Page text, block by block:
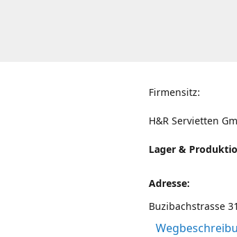
Firmensitz:
H&R Servietten
Lager &
Adresse:
Buzibachstrasse